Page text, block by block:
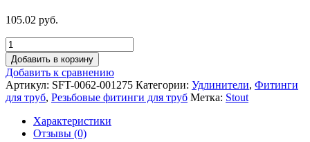
105.02 руб.
Добавить в корзину
Добавить к сравнению
Артикул: SFT-0062-001275 Категории: Удлинители, Фитинги
для труб, Резьбовые фитинги для труб Метка: Stout
Характеристики
Отзывы (0)